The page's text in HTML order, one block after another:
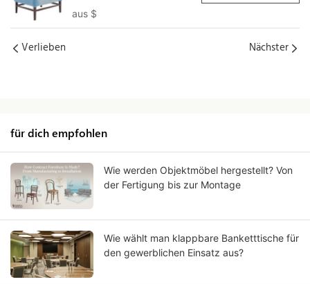
Yumeya
aus $
Verlieben Nächster
für dich empfohlen
Wie werden Objektmöbel hergestellt? Von
der Fertigung bis zur Montage
Wie wählt man klappbare Banketttische für
den gewerblichen Einsatz aus?